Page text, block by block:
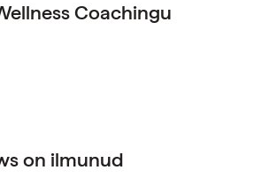
Coachingu
on ilmunud